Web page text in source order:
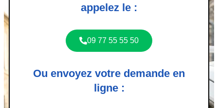
appelez le :
09 77 55 55 50
Ou envoyez votre demande en
ligne :